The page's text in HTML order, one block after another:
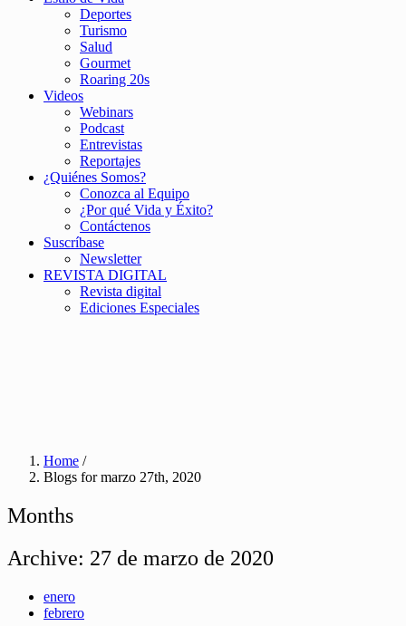
Deportes
Turismo
Salud
Gourmet
Roaring 20s
Videos
Webinars
Podcast
Entrevistas
Reportajes
¿Quiénes Somos?
Conozca al Equipo
¿Por qué Vida y Éxito?
Contáctenos
Suscríbase
Newsletter
REVISTA DIGITAL
Revista digital
Ediciones Especiales
Home /
Blogs for marzo 27th, 2020
Months
Archive: 27 de marzo de 2020
enero
febrero